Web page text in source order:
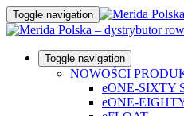
Toggle navigation
Toggle navigation
NOWOŚCI
eONE-SIXTY
eONE-